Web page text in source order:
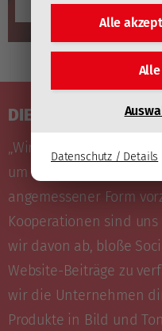
Alle
Datenschutz / Details
DIE
„Wir haben die
um die größten und
angemessener Form
Kooperationen sind
wir davon ab, bloße
Website-Beiträge zu
wir die Unternehmen
Produkte in Bild und